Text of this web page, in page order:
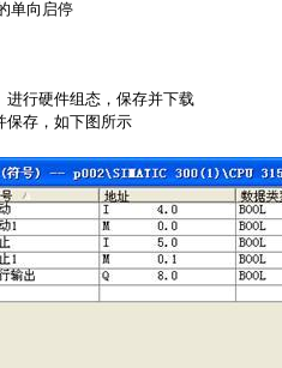
单向启停
进行硬件组态，保存并下载
保存，如下图所示